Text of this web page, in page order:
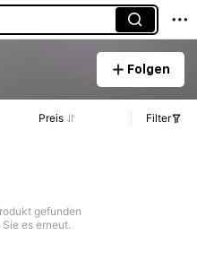
Folgen
Preis Filter
gefunden
es erneut.